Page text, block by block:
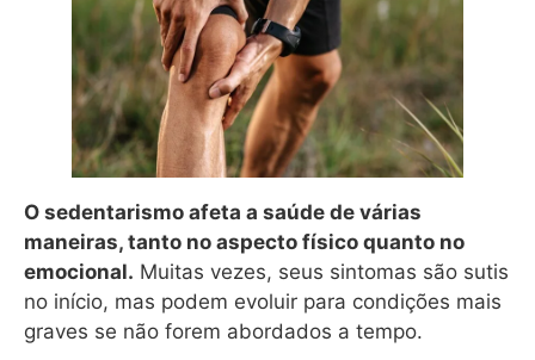
O sedentarismo afeta a saúde de várias
maneiras, tanto no aspecto físico quanto no
emocional. Muitas vezes, seus sintomas são sutis
no início, mas podem evoluir para condições mais
graves se não forem abordados a tempo.